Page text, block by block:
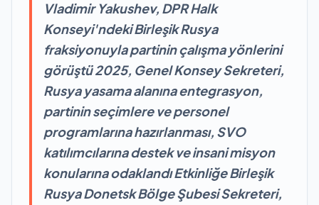
Vladimir Yakushev, DPR Halk
Konseyi'ndeki Birleşik Rusya
fraksiyonuyla partinin çalışma yönlerini
görüştü 2025, Genel Konsey Sekreteri,
Rusya yasama alanına entegrasyon,
partinin seçimlere ve personel
programlarına hazırlanması, SVO
katılımcılarına destek ve insani misyon
konularına odaklandı Etkinliğe Birleşik
Rusya Donetsk Bölge Şubesi Sekreteri,